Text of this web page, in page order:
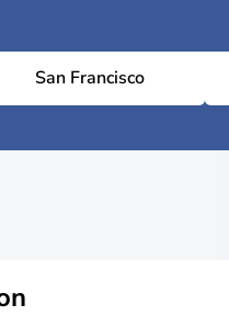
San Francisco